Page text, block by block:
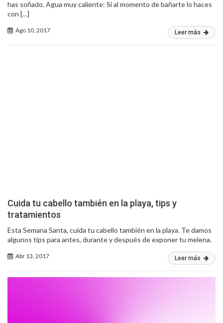
has soñado. Agua muy caliente: Si al momento de bañarte lo haces
con […]
Ago 10, 2017 Leer más
Cuida tu cabello también en la playa, tips y
tratamientos
Esta Semana Santa, cuida tu cabello también en la playa. Te damos
algunos tips para antes, durante y después de exponer tu melena.
Abr 13, 2017 Leer más